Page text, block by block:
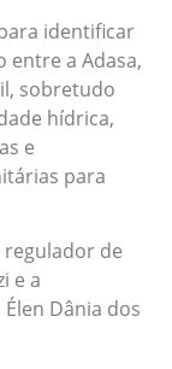
identificar
entre a Adasa,
sobretudo
hídrica,
e
para
de
e a
Dânia dos